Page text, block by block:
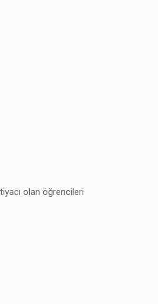
olan öğrencileri